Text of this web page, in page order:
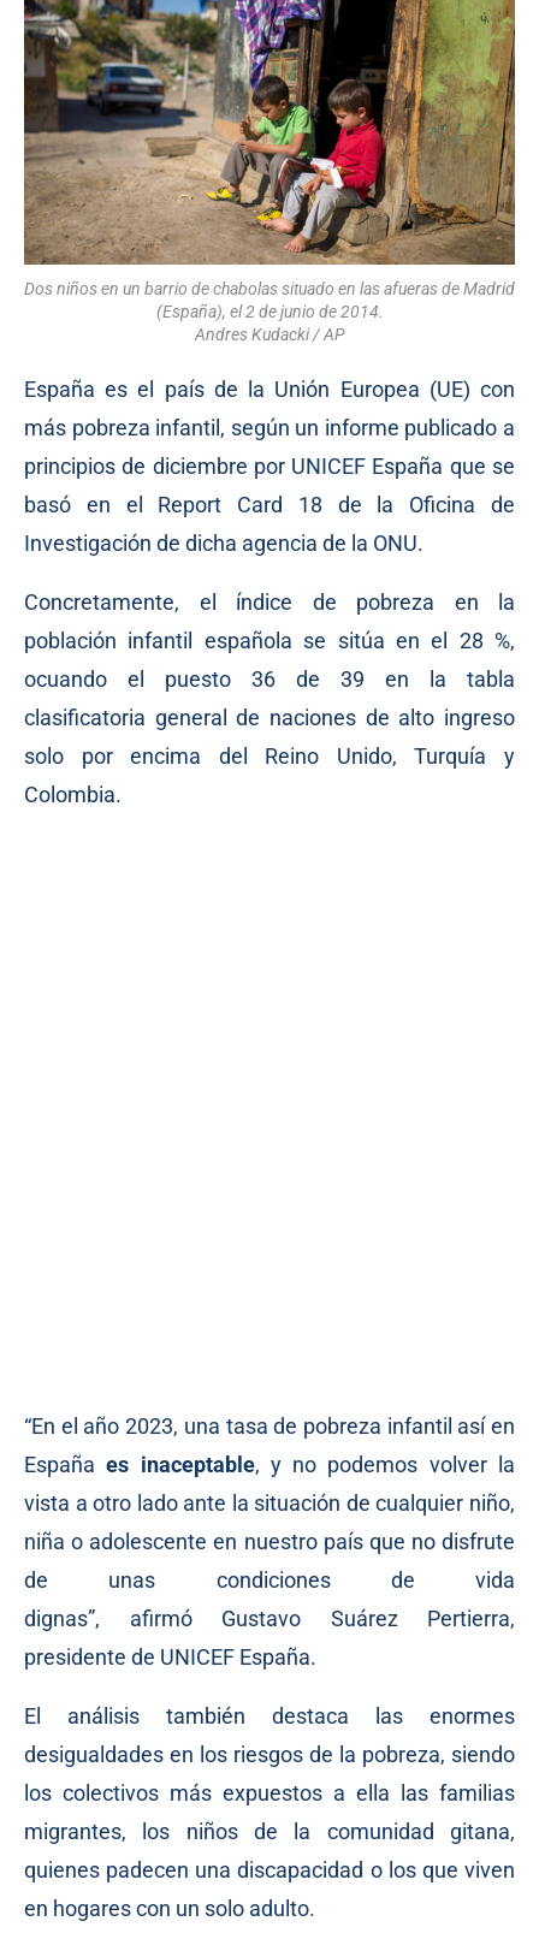
Dos niños en un barrio de chabolas situado en las afueras de Madrid
(España), el 2 de junio de 2014.
Andres Kudacki / AP
España es el país de la Unión Europea (UE) con
más pobreza infantil, según un informe publicado a
principios de diciembre por UNICEF España que se
basó en el Report Card 18 de la Oficina de
Investigación de dicha agencia de la ONU.
Concretamente, el índice de pobreza en la
población infantil española se sitúa en el 28 %,
ocuando el puesto 36 de 39 en la tabla
clasificatoria general de naciones de alto ingreso
solo por encima del Reino Unido, Turquía y
Colombia.
“En el año 2023, una tasa de pobreza infantil así en
Españaes inaceptable, y no podemos volver la
vista a otro lado ante la situación de cualquier niño,
niña o adolescente en nuestro país que no disfrute
de unas condiciones de vida
dignas”, afirmóGustavo Suárez Pertierra,
presidente de UNICEF España.
El análisis también destaca las enormes
desigualdades en los riesgos de la pobreza, siendo
los colectivos más expuestos a ella las familias
migrantes, los niños de la comunidad gitana,
quienes padecen una discapacidad o los que viven
en hogares con un solo adulto.